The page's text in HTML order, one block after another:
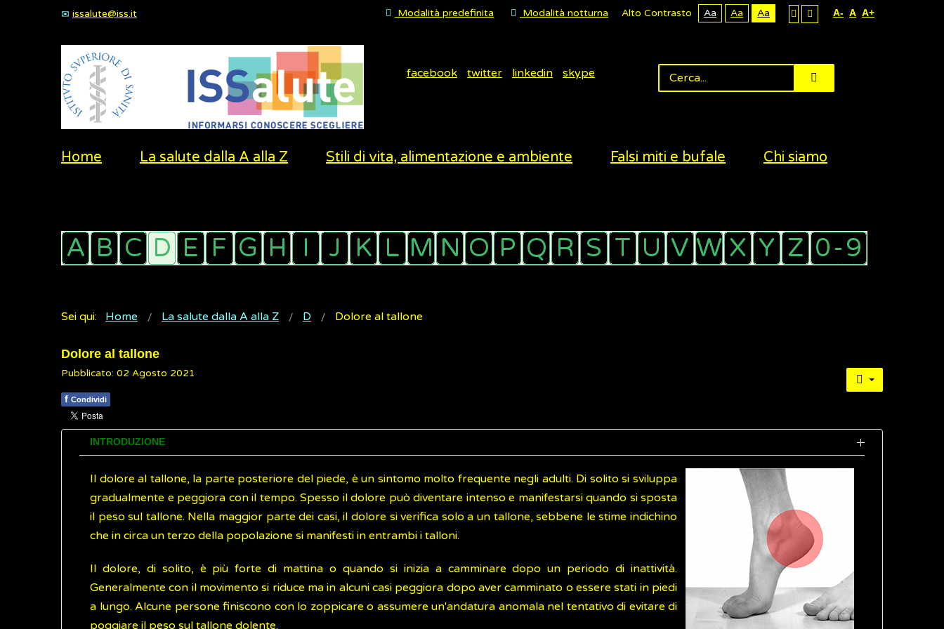
issalute@iss.it Modalità predefinita Modalità notturna Alto Contrasto Aa Aa Aa A- A A+
facebook twitter linkedin skype
Home La salute dalla A alla Z Stili di vita, alimentazione e ambiente Falsi miti e bufale Chi siamo
Sei qui: Home La salute dalla A alla Z D Dolore al tallone
Dolore al tallone
Pubblicato: 02 Agosto 2021
f Condividi
INTRODUZIONE
Il dolore al tallone, la parte posteriore del piede, è un sintomo molto frequente negli adulti. Di solito si sviluppa
gradualmente e peggiora con il tempo. Spesso il dolore può diventare intenso e manifestarsi quando si sposta
il peso sul tallone. Nella maggior parte dei casi, il dolore si verifica solo a un tallone, sebbene le stime indichino
che in circa un terzo della popolazione si manifesti in entrambi i talloni.
Il dolore, di solito, è più forte di mattina o quando si inizia a camminare dopo un periodo di inattività.
Generalmente con il movimento si riduce ma in alcuni casi peggiora dopo aver camminato o essere stati in piedi
a lungo. Alcune persone finiscono con lo zoppicare o assumere un'andatura anomala nel tentativo di evitare di
poggiare il peso sul tallone dolente.